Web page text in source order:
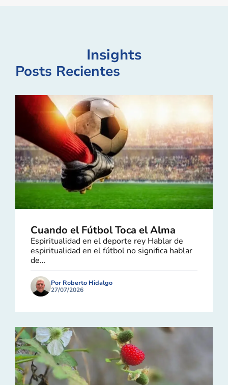
Insights
Posts Recientes
Cuando el Fútbol Toca el Alma
Espiritualidad en el deporte rey Hablar de
espiritualidad en el fútbol no significa hablar
de…
Por Roberto Hidalgo
27/07/2026